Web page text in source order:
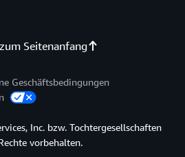
Seitenanfang
Geschäftsbedingungen
Inc. bzw. Tochtergesellschaften
vorbehalten.